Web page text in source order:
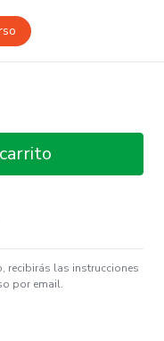
recibirás las instrucciones
por email.